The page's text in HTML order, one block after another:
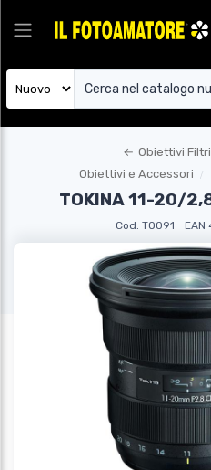
← Obiettivi
Obiettivi e Accessori
TOKINA 11-20/
Cod. TO091 EAN